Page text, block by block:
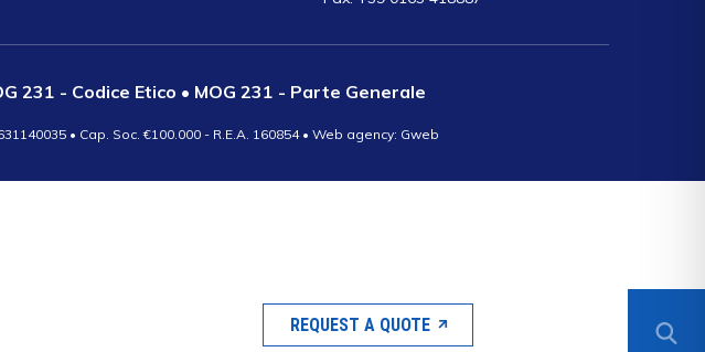
231 - Codice Etico • MOG 231 - Parte Generale
• Cap. Soc. €100.000 - R.E.A. 160854• Web agency: Gweb